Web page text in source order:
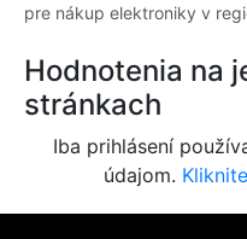
pre nákup elektroniky v
Hodnotenia na
stránkach
Iba prihlásení
údajom.